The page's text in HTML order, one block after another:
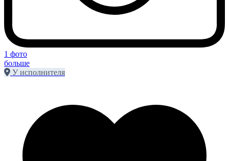
1 фото
больше
У исполнителя